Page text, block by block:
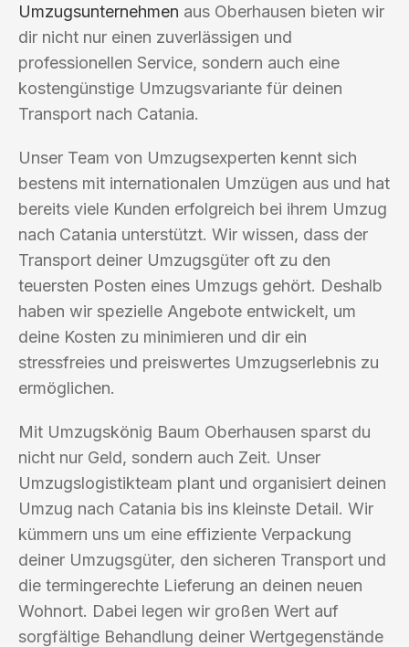
Umzugsunternehmen aus Oberhausen bieten wir
dir nicht nur einen zuverlässigen und
professionellen Service, sondern auch eine
kostengünstige Umzugsvariante für deinen
Transport nach Catania.
Unser Team von Umzugsexperten kennt sich
bestens mit internationalen Umzügen aus und hat
bereits viele Kunden erfolgreich bei ihrem Umzug
nach Catania unterstützt. Wir wissen, dass der
Transport deiner Umzugsgüter oft zu den
teuersten Posten eines Umzugs gehört. Deshalb
haben wir spezielle Angebote entwickelt, um
deine Kosten zu minimieren und dir ein
stressfreies und preiswertes Umzugserlebnis zu
ermöglichen.
Mit Umzugskönig Baum Oberhausen sparst du
nicht nur Geld, sondern auch Zeit. Unser
Umzugslogistikteam plant und organisiert deinen
Umzug nach Catania bis ins kleinste Detail. Wir
kümmern uns um eine effiziente Verpackung
deiner Umzugsgüter, den sicheren Transport und
die termingerechte Lieferung an deinen neuen
Wohnort. Dabei legen wir großen Wert auf
sorgfältige Behandlung deiner Wertgegenstände